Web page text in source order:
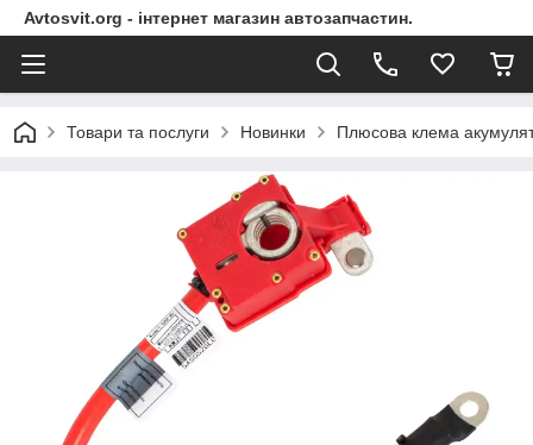
Avtosvit.org - інтернет магазин автозапчастин.
Товари та послуги Новинки Плюсова клема